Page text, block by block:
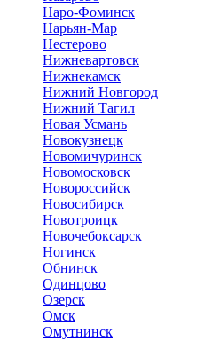
Наро-Фоминск
Нарьян-Мар
Нестерово
Нижневартовск
Нижнекамск
Нижний Новгород
Нижний Тагил
Новая Усмань
Новокузнецк
Новомичуринск
Новомосковск
Новороссийск
Новосибирск
Новотроицк
Новочебоксарск
Ногинск
Обнинск
Одинцово
Озерск
Омск
Омутнинск